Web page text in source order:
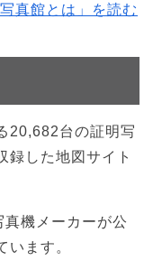
写真館とは」を読む
20,682台の証明写
録した地図サイト
機メーカーが公
います。